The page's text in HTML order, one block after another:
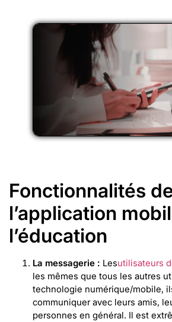
Fonctionnalités
l’application
l’éducation
La messagerie : Lesutilisateurs
les mêmes que tous les autres
technologie numérique/mobile,
communiquer avec leurs amis,
personnes en général. Il est